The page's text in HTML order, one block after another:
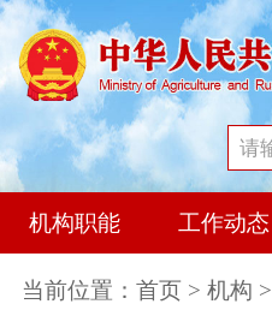
机构职能 工作动态
当前位置： 首页 > 机构 >